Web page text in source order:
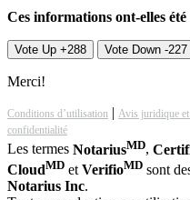
Ces informations ont-elles été
Vote Up +288 Vote Down -227
Merci!
Conditions d’utilisation | Avis juridique
confidentialité
Les termes NotariusMD,
CloudMD et VerifioMD sont
Notarius Inc.